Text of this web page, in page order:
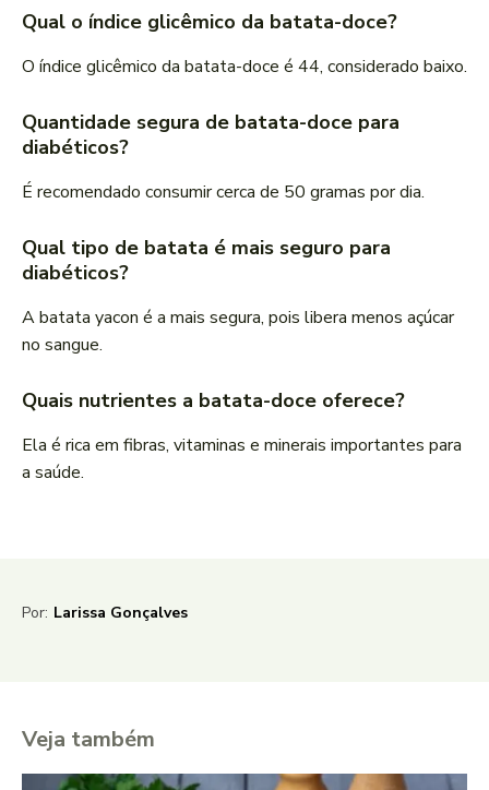
Qual o índice glicêmico da batata-doce?
O índice glicêmico da batata-doce é 44, considerado baixo.
Quantidade segura de batata-doce para
diabéticos?
É recomendado consumir cerca de 50 gramas por dia.
Qual tipo de batata é mais seguro para
diabéticos?
A batata yacon é a mais segura, pois libera menos açúcar
no sangue.
Quais nutrientes a batata-doce oferece?
Ela é rica em fibras, vitaminas e minerais importantes para
a saúde.
Por: Larissa Gonçalves
Veja também